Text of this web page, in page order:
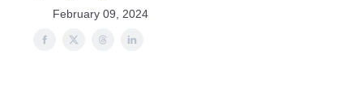
February 09, 2024